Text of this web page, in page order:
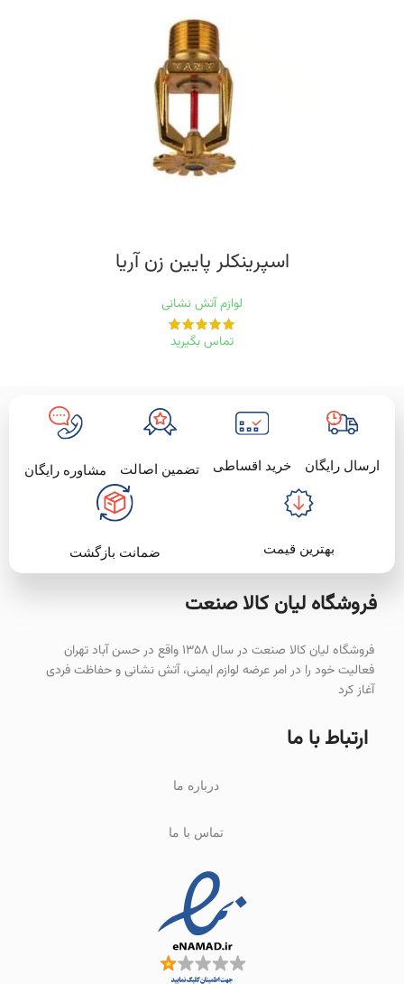
اسپرینکلر پایین زن‭ ‬آریا
لوازم آتش نشانی
تماس بگیرید
ارسال رایگان خرید اقساطی تضمین اصالت مشاوره رایگان
بهترین قیمت ضمانت بازگشت
فروشگاه لیان‌ کالا صنعت
فروشگاه لیان کالا صنعت در سال ۱۳۵۸ واقع در حسن آباد تهران
فعالیت خود را در امر عرضه لوازم ایمنی، آتش نشانی و حفاظت فردی
آغاز کرد
ارتباط با ما
درباره ما
تماس با ما